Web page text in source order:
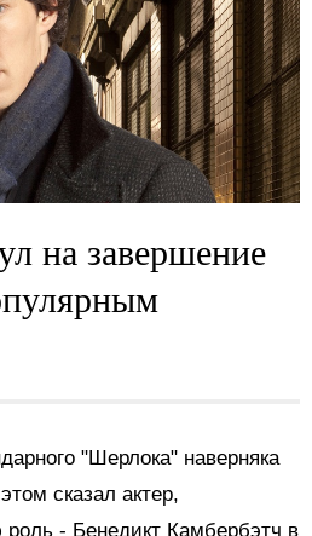
на завершение
"Шерлока" наверняка
сказал актер,
- Бенедикт Камбербэтч в